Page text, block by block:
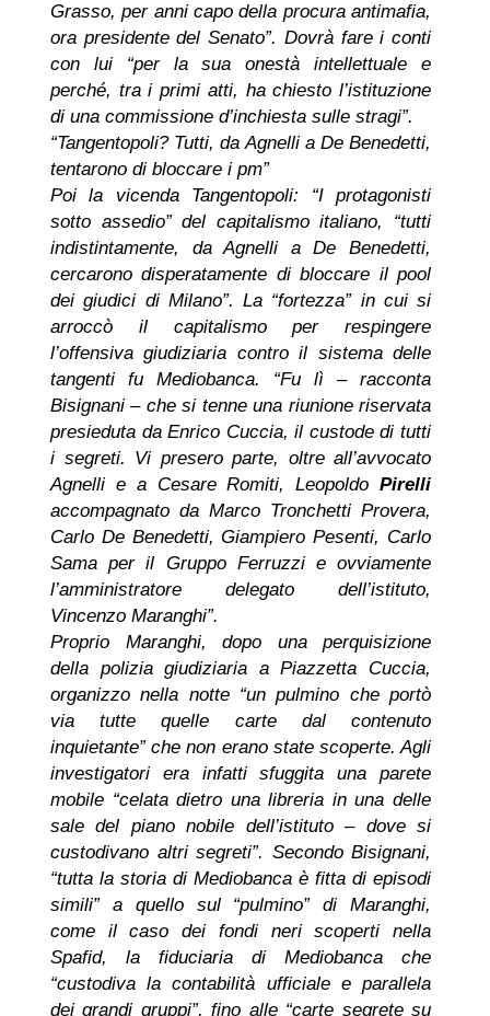
Grasso, per anni capo della procura antimafia,
ora presidente del Senato”. Dovrà fare i conti
con lui “per la sua onestà intellettuale e
perché, tra i primi atti, ha chiesto l’istituzione
di una commissione d’inchiesta sulle stragi”.
“Tangentopoli? Tutti, da Agnelli a De Benedetti,
tentarono di bloccare i pm”
Poi la vicenda Tangentopoli: “I protagonisti
sotto assedio” del capitalismo italiano, “tutti
indistintamente, da Agnelli a De Benedetti,
cercarono disperatamente di bloccare il pool
dei giudici di Milano”. La “fortezza” in cui si
arroccò il capitalismo per respingere
l’offensiva giudiziaria contro il sistema delle
tangenti fu Mediobanca. “Fu lì – racconta
Bisignani – che si tenne una riunione riservata
presieduta da Enrico Cuccia, il custode di tutti
i segreti. Vi presero parte, oltre all’avvocato
Agnelli e a Cesare Romiti, Leopoldo Pirelli
accompagnato da Marco Tronchetti Provera,
Carlo De Benedetti, Giampiero Pesenti, Carlo
Sama per il Gruppo Ferruzzi e ovviamente
l’amministratore delegato dell’istituto,
Vincenzo Maranghi”.
Proprio Maranghi, dopo una perquisizione
della polizia giudiziaria a Piazzetta Cuccia,
organizzo nella notte “un pulmino che portò
via tutte quelle carte dal contenuto
inquietante” che non erano state scoperte. Agli
investigatori era infatti sfuggita una parete
mobile “celata dietro una libreria in una delle
sale del piano nobile dell’istituto – dove si
custodivano altri segreti”. Secondo Bisignani,
“tutta la storia di Mediobanca è fitta di episodi
simili” a quello sul “pulmino” di Maranghi,
come il caso dei fondi neri scoperti nella
Spafid, la fiduciaria di Mediobanca che
“custodiva la contabilità ufficiale e parallela
dei grandi gruppi”, fino alle “carte segrete su